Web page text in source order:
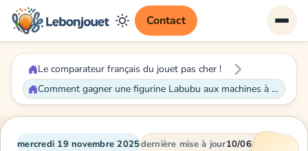
Contact
Le comparateur français du jouet pas cher !
Comment gagner une figurine Labubu aux machines à pinces : stratégies et conseils avisés
mercredi 19 novembre 2025dernière mise à jour10/06/2026